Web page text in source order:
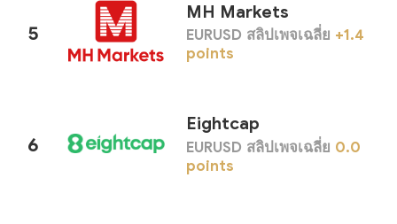
5
MH Markets
EURUSD สลิปเพจเฉลี่ย +1.4
points
6
Eightcap
EURUSD สลิปเพจเฉลี่ย 0.0
points